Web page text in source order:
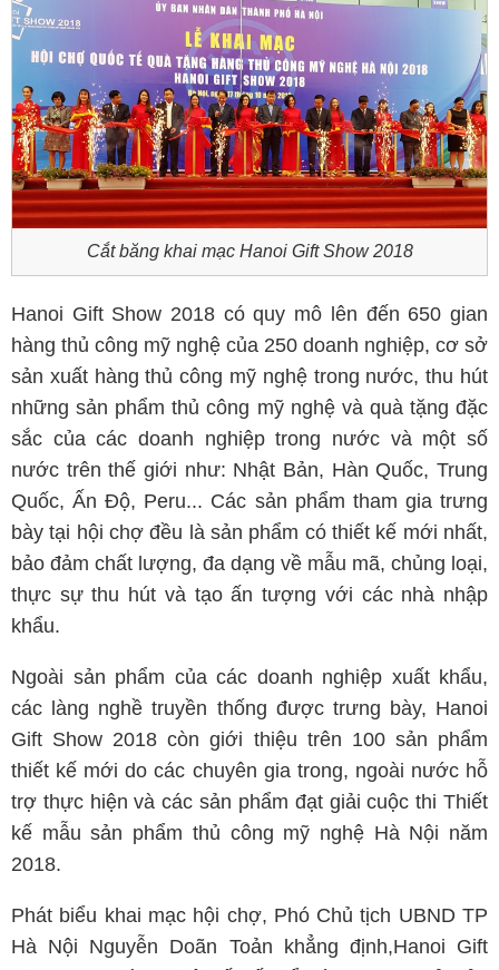
Cắt băng khai mạc Hanoi Gift Show 2018
Hanoi Gift Show 2018 có quy mô lên đến 650 gian
hàng thủ công mỹ nghệ của 250 doanh nghiệp, cơ sở
sản xuất hàng thủ công mỹ nghệ trong nước, thu hút
những sản phẩm thủ công mỹ nghệ và quà tặng đặc
sắc của các doanh nghiệp trong nước và một số
nước trên thế giới như: Nhật Bản, Hàn Quốc, Trung
Quốc, Ấn Độ, Peru... Các sản phẩm tham gia trưng
bày tại hội chợ đều là sản phẩm có thiết kế mới nhất,
bảo đảm chất lượng, đa dạng về mẫu mã, chủng loại,
thực sự thu hút và tạo ấn tượng với các nhà nhập
khẩu.
Ngoài sản phẩm của các doanh nghiệp xuất khẩu,
các làng nghề truyền thống được trưng bày, Hanoi
Gift Show 2018 còn giới thiệu trên 100 sản phẩm
thiết kế mới do các chuyên gia trong, ngoài nước hỗ
trợ thực hiện và các sản phẩm đạt giải cuộc thi Thiết
kế mẫu sản phẩm thủ công mỹ nghệ Hà Nội năm
2018.
Phát biểu khai mạc hội chợ, Phó Chủ tịch UBND TP
Hà Nội Nguyễn Doãn Toản khẳng định,Hanoi Gift